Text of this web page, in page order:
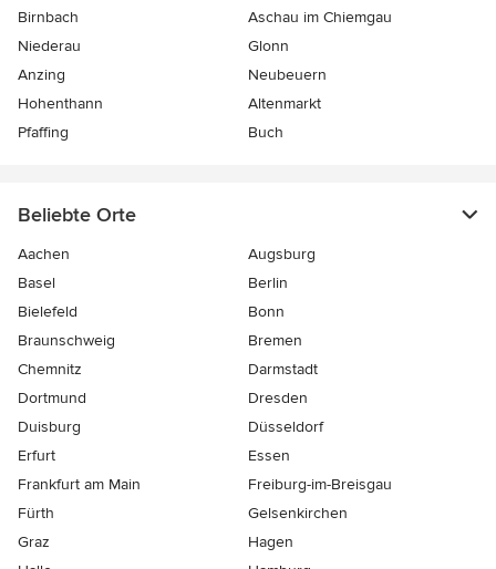
Birnbach
Aschau im Chiemgau
Niederau
Glonn
Anzing
Neubeuern
Hohenthann
Altenmarkt
Pfaffing
Buch
Beliebte Orte
Aachen
Augsburg
Basel
Berlin
Bielefeld
Bonn
Braunschweig
Bremen
Chemnitz
Darmstadt
Dortmund
Dresden
Duisburg
Düsseldorf
Erfurt
Essen
Frankfurt am Main
Freiburg-im-Breisgau
Fürth
Gelsenkirchen
Graz
Hagen